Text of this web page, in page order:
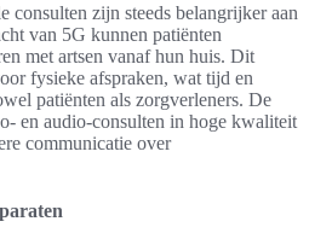
consulten zijn steeds belangrijker aan
van 5G kunnen patiënten
met artsen vanaf hun huis. Dit
fysieke afspraken, wat tijd en
patiënten als zorgverleners. De
en audio-consulten in hoge kwaliteit
communicatie over